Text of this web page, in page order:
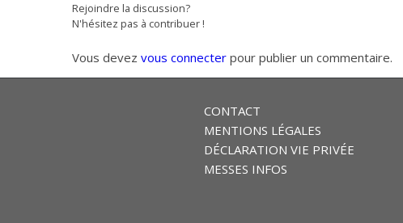
Rejoindre la discussion?
N'hésitez pas à contribuer !
Vous devez vous connecter pour publier un commentaire.
CONTACT
MENTIONS LÉGALES
DÉCLARATION VIE PRIVÉE
MESSES INFOS